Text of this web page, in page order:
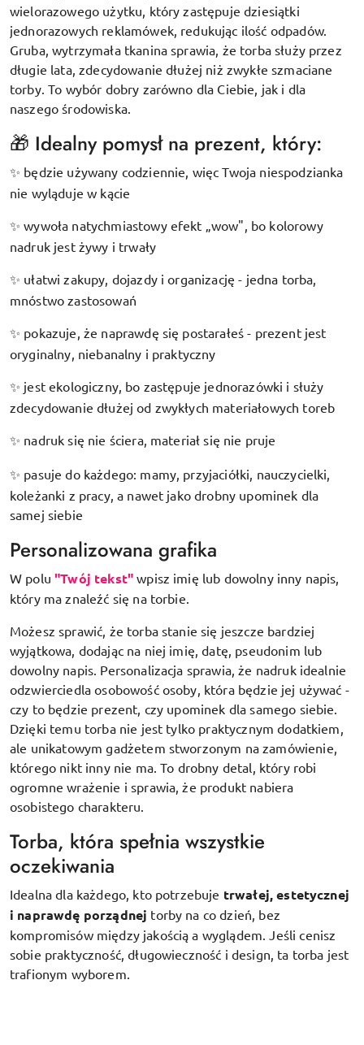
wielorazowego użytku, który zastępuje dziesiątki
jednorazowych reklamówek, redukując ilość odpadów.
Gruba, wytrzymała tkanina sprawia, że torba służy przez
długie lata, zdecydowanie dłużej niż zwykłe szmaciane
torby. To wybór dobry zarówno dla Ciebie, jak i dla
naszego środowiska.
🎁 Idealny pomysł na prezent, który:
✨ będzie używany codziennie, więc Twoja niespodzianka
nie wyląduje w kącie
✨ wywoła natychmiastowy efekt „wow", bo kolorowy
nadruk jest żywy i trwały
✨ ułatwi zakupy, dojazdy i organizację - jedna torba,
mnóstwo zastosowań
✨ pokazuje, że naprawdę się postarałeś - prezent jest
oryginalny, niebanalny i praktyczny
✨ jest ekologiczny, bo zastępuje jednorazówki i służy
zdecydowanie dłużej od zwykłych materiałowych toreb
✨ nadruk się nie ściera, materiał się nie pruje
✨ pasuje do każdego: mamy, przyjaciółki, nauczycielki,
koleżanki z pracy, a nawet jako drobny upominek dla
samej siebie
Personalizowana grafika
W polu"Twój tekst" wpisz imię lub dowolny inny napis,
który ma znaleźć się na torbie.
Możesz sprawić, że torba stanie się jeszcze bardziej
wyjątkowa, dodając na niej imię, datę, pseudonim lub
dowolny napis. Personalizacja sprawia, że nadruk idealnie
odzwierciedla osobowość osoby, która będzie jej używać -
czy to będzie prezent, czy upominek dla samego siebie.
Dzięki temu torba nie jest tylko praktycznym dodatkiem,
ale unikatowym gadżetem stworzonym na zamówienie,
którego nikt inny nie ma. To drobny detal, który robi
ogromne wrażenie i sprawia, że produkt nabiera
osobistego charakteru.
Torba, która spełnia wszystkie
oczekiwania
Idealna dla każdego, kto potrzebuje trwałej, estetycznej
i naprawdę porządnej torby na co dzień, bez
kompromisów między jakością a wyglądem. Jeśli cenisz
sobie praktyczność, długowieczność i design, ta torba jest
trafionym wyborem.